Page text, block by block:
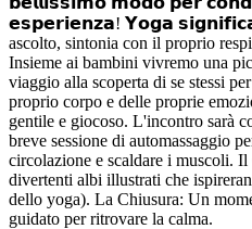
𝗲𝘀𝗽𝗲𝗿𝗶𝗲𝗻𝘇𝗮! 𝗬𝗼𝗴𝗮
ascolto, sintonia con il proprio
Insieme ai bambini vivremo una
viaggio alla scoperta di se stessi
proprio corpo e delle proprie
gentile e giocoso. L'incontro sarà
breve sessione di automassaggio
circolazione e scaldare i muscoli.
divertenti albi illustrati che
dello yoga). La Chiusura: Un
guidato per ritrovare la calma.